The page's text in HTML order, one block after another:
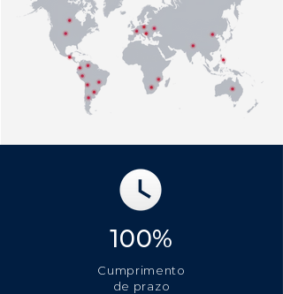
100%
Cumprimento
de prazo